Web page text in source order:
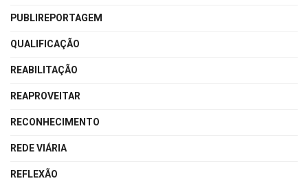
PUBLIREPORTAGEM
QUALIFICAÇÃO
REABILITAÇÃO
REAPROVEITAR
RECONHECIMENTO
REDE VIÁRIA
REFLEXÃO